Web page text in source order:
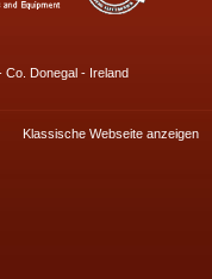
Donegal - Ireland
Klassische Webseite anzeigen